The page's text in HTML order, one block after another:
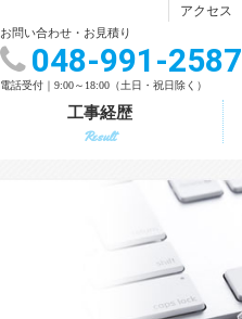
アクセス
お問い合わせ・お見積り
048-991-2587
電話受付｜9:00～18:00（土日・祝日除く）
工事経歴
Result